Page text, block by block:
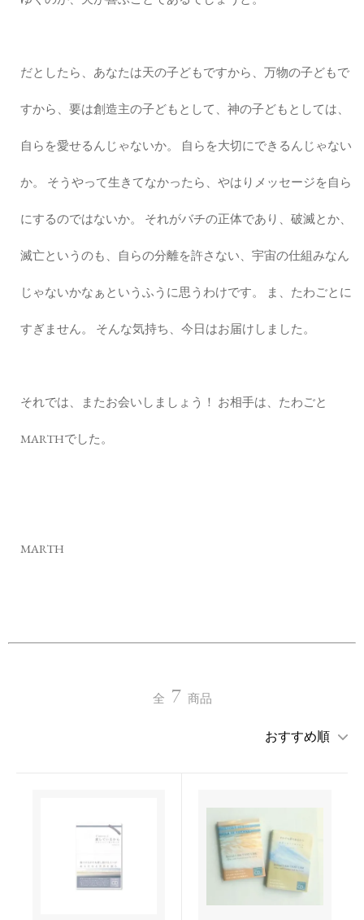
だとしたら、あなたは天の子どもですから、万物の子どもで
すから、要は創造主の子どもとして、神の子どもとしては、
自らを愛せるんじゃないか。 自らを大切にできるんじゃない
か。 そうやって生きてなかったら、やはりメッセージを自ら
にするのではないか。 それがバチの正体であり、破滅とか、
滅亡というのも、自らの分離を許さない、宇宙の仕組みなん
じゃないかなぁというふうに思うわけです。 ま、たわごとに
すぎません。 そんな気持ち、今日はお届けしました。
それでは、またお会いしましょう！ お相手は、たわごと
MARTHでした。
MARTH
全 7 商品